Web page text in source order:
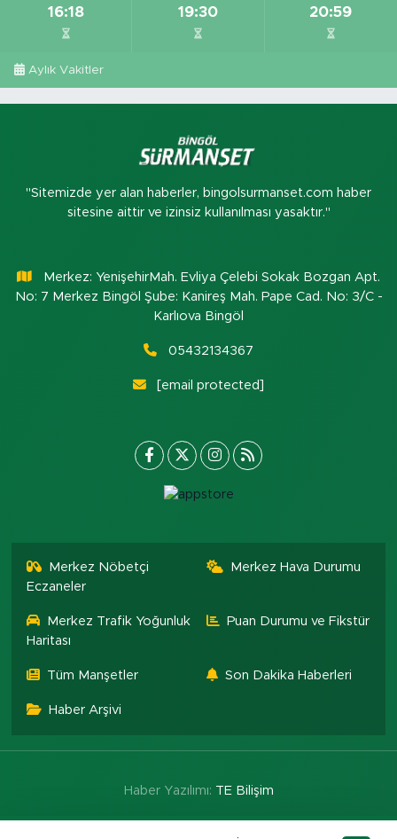
16:18 19:30 20:59
Aylık Vakitler
"Sitemizde yer alan haberler, bingolsurmanset.com haber
sitesine aittir ve izinsiz kullanılması yasaktır."
Merkez: YenişehirMah. Evliya Çelebi Sokak Bozgan Apt.
No: 7 Merkez Bingöl Şube: Kanireş Mah. Pape Cad. No: 3/C -
Karlıova Bingöl
05432134367
[email protected]
Merkez Nöbetçi
Eczaneler
Merkez Hava Durumu
Merkez Trafik Yoğunluk
Haritası
Puan Durumu ve Fikstür
Tüm Manşetler Son Dakika Haberleri
Haber Arşivi
Haber Yazılımı: TE Bilişim